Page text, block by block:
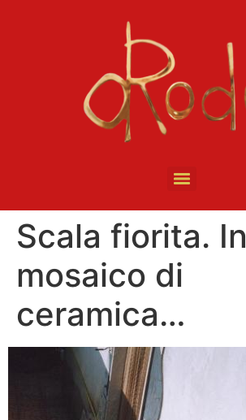
Scala fiorita. In
mosaico di
ceramica…